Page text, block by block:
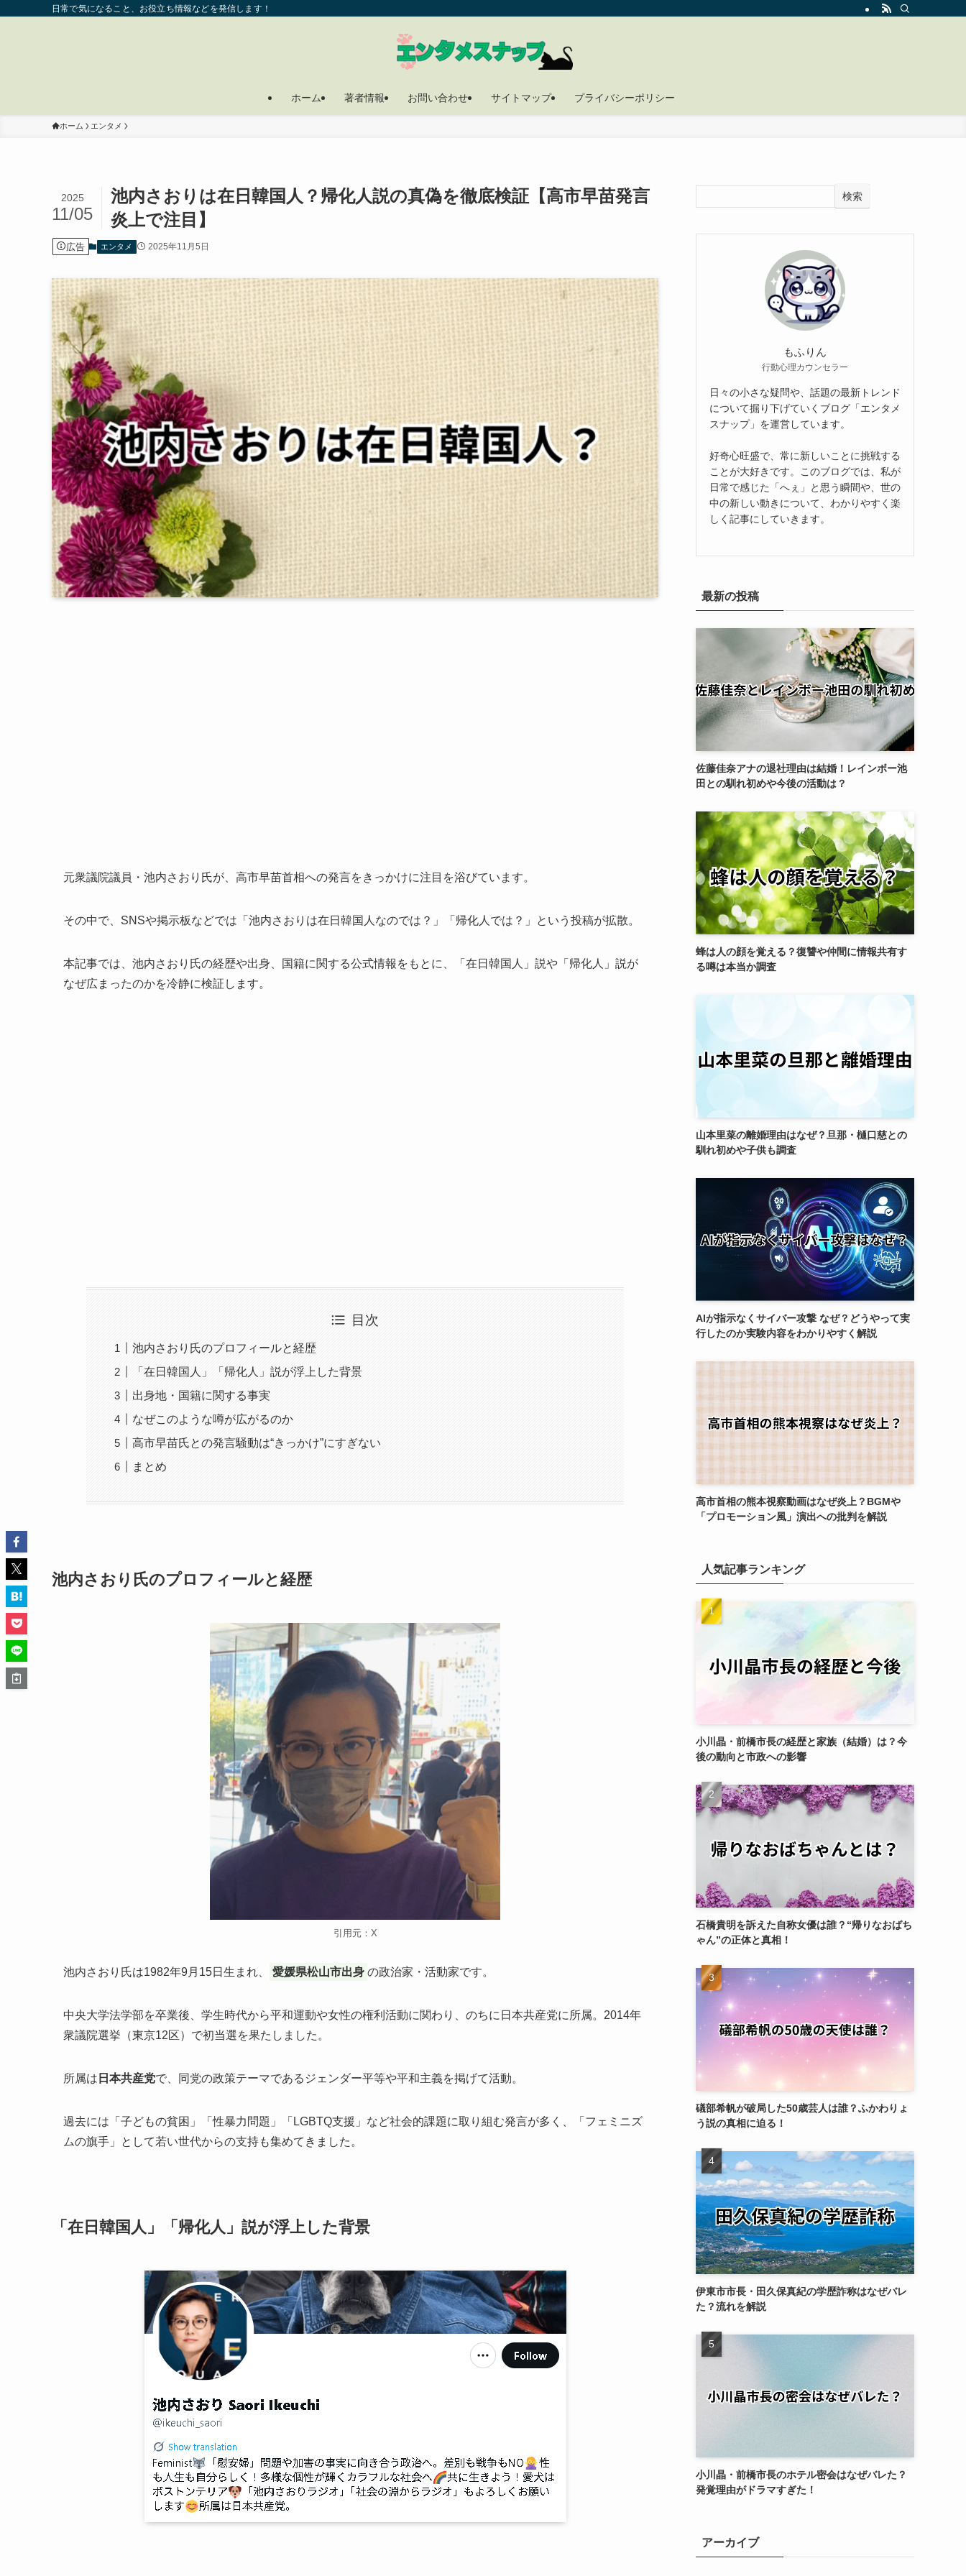
日常で気になること、お役立ち情報などを発信します！
ホーム 著者情報 お問い合わせ サイトマップ プライバシーポリシー
ホーム エンタメ
池内さおりは在日韓国人？帰化人説の真偽を徹底検証【高市早苗発言
炎上で注目】
2025
11/05
広告 エンタメ 2025年11月5日
元衆議院議員・池内さおり氏が、高市早苗首相への発言をきっかけに注目を浴びています。
その中で、SNSや掲示板などでは「池内さおりは在日韓国人なのでは？」「帰化人では？」という投稿が拡散。
本記事では、池内さおり氏の経歴や出身、国籍に関する公式情報をもとに、「在日韓国人」説や「帰化人」説が
なぜ広まったのかを冷静に検証します。
目次
池内さおり氏のプロフィールと経歴
「在日韓国人」「帰化人」説が浮上した背景
出身地・国籍に関する事実
なぜこのような噂が広がるのか
高市早苗氏との発言騒動は“きっかけ”にすぎない
まとめ
池内さおり氏のプロフィールと経歴
引用元：X
池内さおり氏は1982年9月15日生まれ、 愛媛県松山市出身 の政治家・活動家です。
中央大学法学部を卒業後、学生時代から平和運動や女性の権利活動に関わり、のちに日本共産党に所属。2014年
衆議院選挙（東京12区）で初当選を果たしました。
所属は 日本共産党で、同党の政策テーマであるジェンダー平等や平和主義を掲げて活動。
過去には「子どもの貧困」「性暴力問題」「LGBTQ支援」など社会的課題に取り組む発言が多く、「フェミニズ
ムの旗手」として若い世代からの支持も集めてきました。
「在日韓国人」「帰化人」説が浮上した背景
検索
もふりん
行動心理カウンセラー
日々の小さな疑問や、話題の最新トレンド
について掘り下げていくブログ「エンタメ
スナップ」を運営しています。
好奇心旺盛で、常に新しいことに挑戦する
ことが大好きです。このブログでは、私が
日常で感じた「へぇ」と思う瞬間や、世の
中の新しい動きについて、わかりやすく楽
しく記事にしていきます。
最新の投稿
佐藤佳奈アナの退社理由は結婚！レインボー池
田との馴れ初めや今後の活動は？
蜂は人の顔を覚える？復讐や仲間に情報共有す
る噂は本当か調査
山本里菜の離婚理由はなぜ？旦那・樋口慈との
馴れ初めや子供も調査
AIが指示なくサイバー攻撃 なぜ？どうやって実
行したのか実験内容をわかりやすく解説
高市首相の熊本視察動画はなぜ炎上？BGMや
「プロモーション風」演出への批判を解説
人気記事ランキング
小川晶・前橋市長の経歴と家族（結婚）は？今
後の動向と市政への影響
石橋貴明を訴えた自称女優は誰？“帰りなおばち
ゃん”の正体と真相！
礒部希帆が破局した50歳芸人は誰？ふかわりょ
う説の真相に迫る！
伊東市市長・田久保真紀の学歴詐称はなぜバレ
た？流れを解説
小川晶・前橋市長のホテル密会はなぜバレた？
発覚理由がドラマすぎた！
アーカイブ